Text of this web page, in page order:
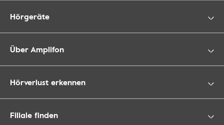
Hörgeräte
Über Amplifon
Hörverlust erkennen
Filiale finden